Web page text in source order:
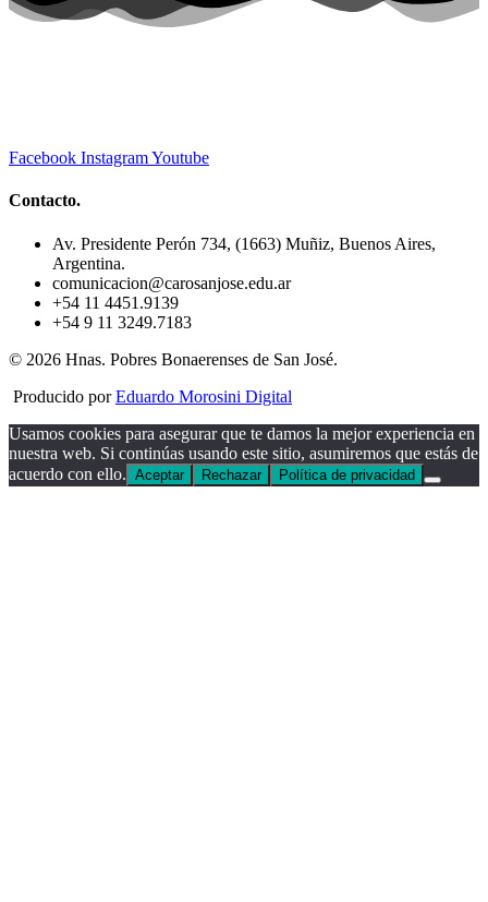
Facebook InstagramYoutube
Contacto.
Av. Presidente Perón 734, (1663) Muñiz, Buenos Aires,
Argentina.
comunicacion@carosanjose.edu.ar
+54 11 4451.9139
+54 9 11 3249.7183
© 2026 Hnas. Pobres Bonaerenses de San José.
Producido porEduardo Morosini Digital
Usamos cookies para asegurar que te damos la mejor experiencia en
nuestra web. Si continúas usando este sitio, asumiremos que estás de
acuerdo con ello. Aceptar Rechazar Política de privacidad